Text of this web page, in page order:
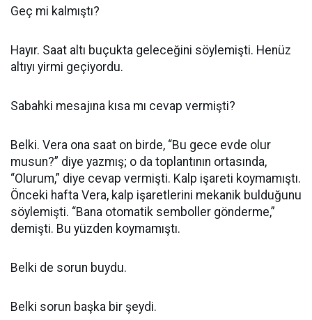
Geç mi kalmıştı?
Hayır. Saat altı buçukta geleceğini söylemişti. Henüz
altıyı yirmi geçiyordu.
Sabahki mesajına kısa mı cevap vermişti?
Belki. Vera ona saat on birde, “Bu gece evde olur
musun?” diye yazmış; o da toplantının ortasında,
“Olurum,” diye cevap vermişti. Kalp işareti koymamıştı.
Önceki hafta Vera, kalp işaretlerini mekanik bulduğunu
söylemişti. “Bana otomatik semboller gönderme,”
demişti. Bu yüzden koymamıştı.
Belki de sorun buydu.
Belki sorun başka bir şeydi.